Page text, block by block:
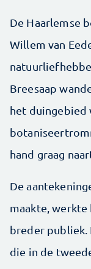
De Haarlemse
Willem van
Breesaap
het duingebied
hand graag
De
maakte,
breder publiek.
die in de